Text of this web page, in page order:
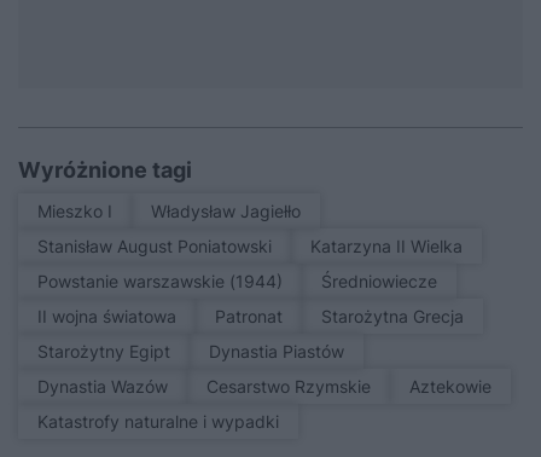
Wyróżnione tagi
Mieszko I
Władysław Jagiełło
Stanisław August Poniatowski
Katarzyna II Wielka
Powstanie warszawskie (1944)
średniowiecze
II wojna światowa
patronat
Starożytna Grecja
Starożytny Egipt
Dynastia Piastów
Dynastia Wazów
Cesarstwo Rzymskie
Aztekowie
Katastrofy naturalne i wypadki